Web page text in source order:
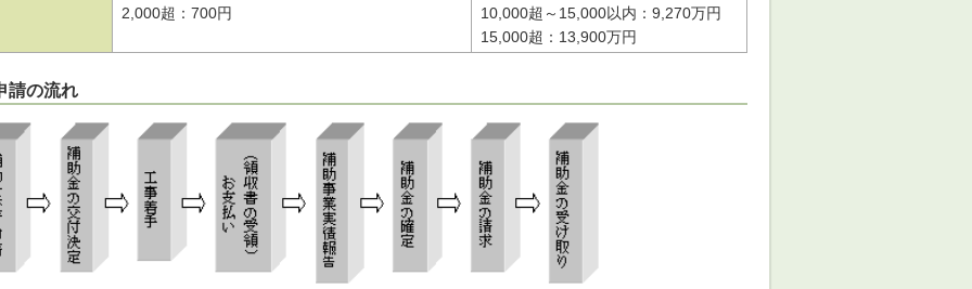
2,000超：700円
10,000超～15,000以内：9,270万円
15,000超：13,900万円
請の流れ